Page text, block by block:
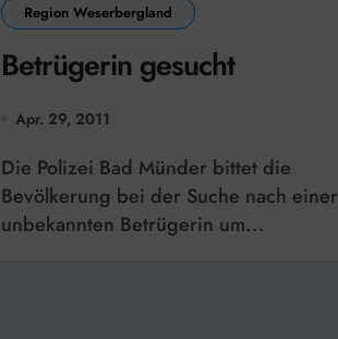
Region Weserbergland
Betrügerin gesucht
Apr. 29, 2011
Die Polizei Bad Münder bittet die
Bevölkerung bei der Suche nach einer
unbekannten Betrügerin um...